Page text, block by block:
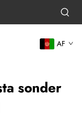
AF
sonder